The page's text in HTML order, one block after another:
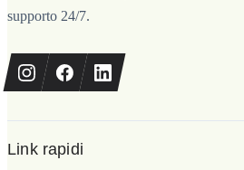
supporto 24/7.
Link rapidi